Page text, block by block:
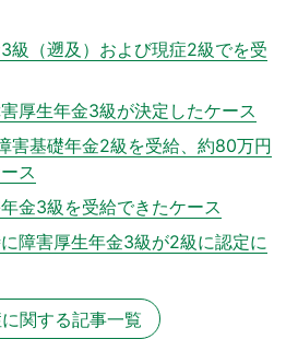
級（遡及）および現症2級でを受
厚生年金3級が決定したケース
害基礎年金2級を受給、約80万円
ス
金3級を受給できたケース
障害厚生年金3級が2級に認定に
関する記事一覧